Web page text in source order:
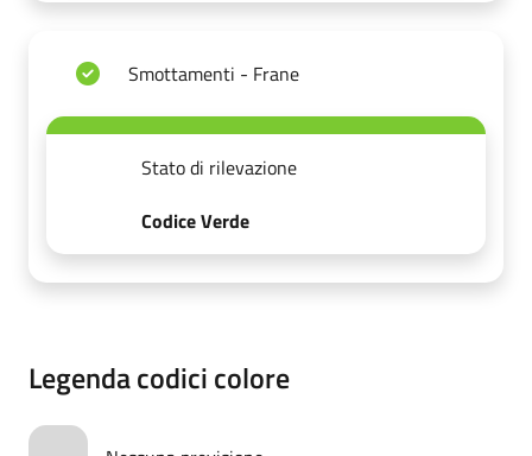
Smottamenti - Frane
Stato di rilevazione
Codice Verde
Legenda codici colore